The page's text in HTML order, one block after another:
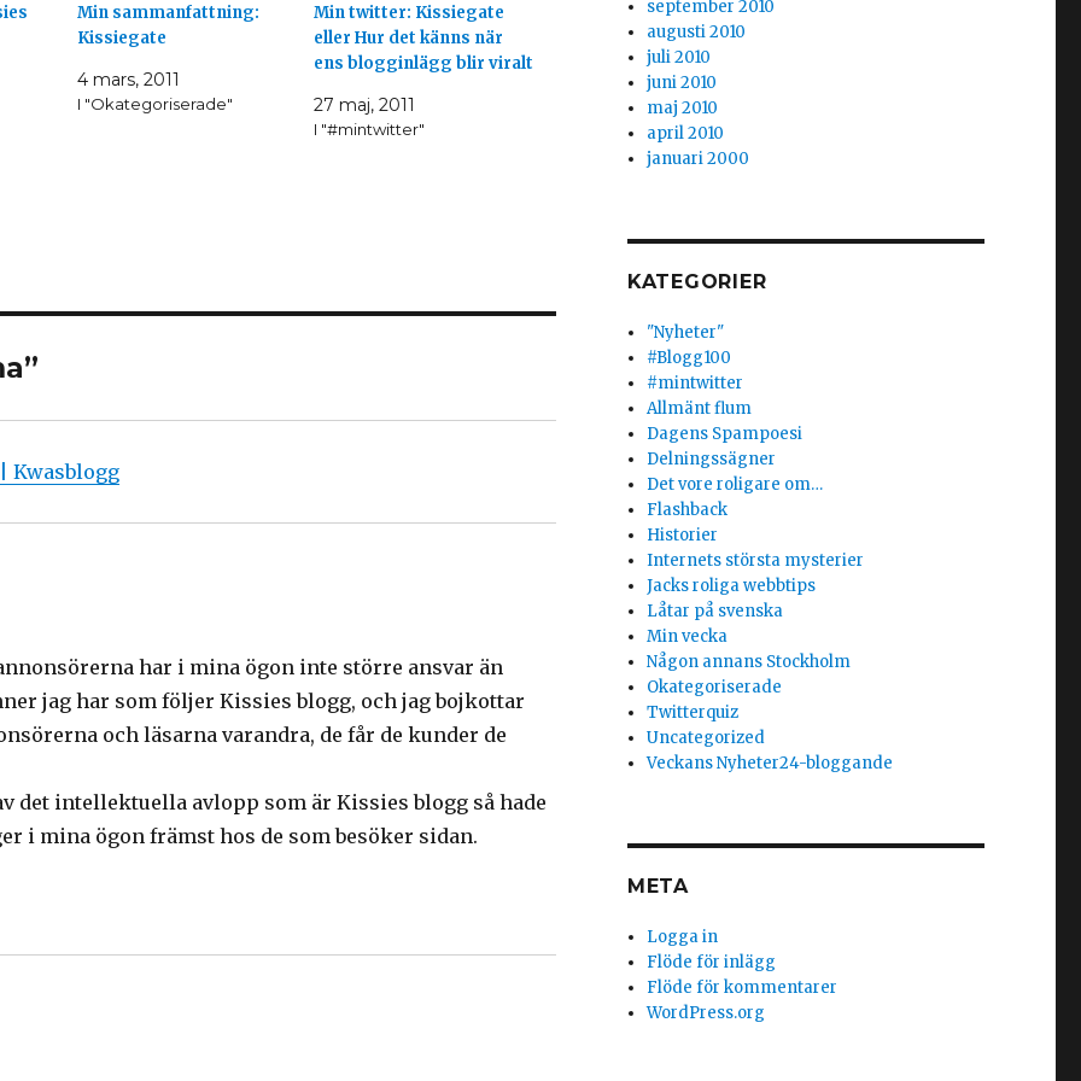
Min sammanfattning:
Kissiegate
4 mars, 2011
I "Okategoriserade"
Min twitter: Kissiegate
eller Hur det känns när
ens blogginlägg blir viralt
27 maj, 2011
I "#mintwitter"
Kwasblogg
har i mina ögon inte större ansvar än
jag har som följer Kissies blogg, och jag bojkottar
och läsarna varandra, de får de kunder de
det intellektuella avlopp som är Kissies blogg så hade
i mina ögon främst hos de som besöker sidan.
september 2010
augusti 2010
juli 2010
juni 2010
maj 2010
april 2010
januari 2000
KATEGORIER
"Nyheter"
#Blogg100
#mintwitter
Allmänt flum
Dagens Spampoesi
Delningssägner
Det vore roligare om…
Flashback
Historier
Internets största mysterier
Jacks roliga webbtips
Låtar på svenska
Min vecka
Någon annans Stockholm
Okategoriserade
Twitterquiz
Uncategorized
Veckans Nyheter24-bloggande
META
Logga in
Flöde för inlägg
Flöde för kommentarer
WordPress.org